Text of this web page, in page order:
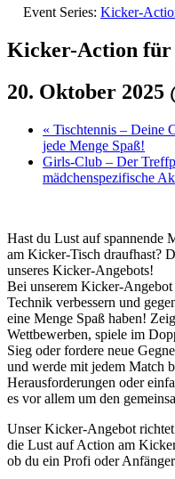
Event Series: Kicker-
Kicker-Action für
20. Oktober 2025
« Tischtennis – Deine
jede Menge Spaß!
Girls-Club – Der
mädchenspezifische
Hast du Lust auf spannende
am Kicker-Tisch draufhast?
unseres Kicker-Angebots!
Bei unserem Kicker-
Technik verbessern und
eine Menge Spaß haben!
Wettbewerben, spiele im
Sieg oder fordere neue
und werde mit jedem Match
Herausforderungen oder
es vor allem um den
Unser Kicker-Angebot
die Lust auf Action am
ob du ein Profi oder